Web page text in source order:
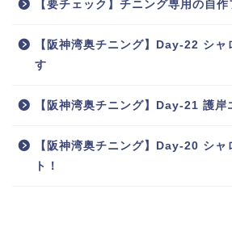
【要チェック】チニング専用の自
【阪神湾奥チニング】Day-22 シ
す
【阪神湾奥チニング】Day-21 護岸
【阪神湾奥チニング】Day-20 シャ
ト！